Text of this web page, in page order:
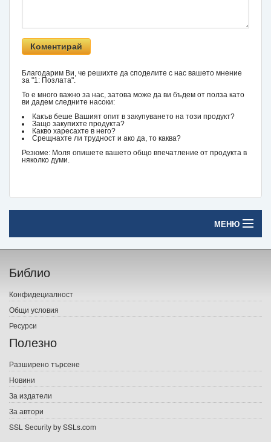
Благодарим Ви, че решихте да споделите с нас вашето мнение
за "1: Позлата".
То е много важно за нас, затова може да ви бъдем от полза като
ви дадем следните насоки:
Какъв беше Вашият опит в закупуването на този продукт?
Защо закупихте продукта?
Какво харесахте в него?
Срещнахте ли трудност и ако да, то каква?
Резюме: Моля опишете вашето общо впечатление от продукта в
няколко думи.
МЕНЮ
Начало
Печатни книги
Електронни книги
Е-списания
Подаръци
Ваучери
Библио
Конфидециалност
Общи условия
Ресурси
Полезно
Разширено търсене
Новини
За издатели
За автори
SSL Security by SSLs.com